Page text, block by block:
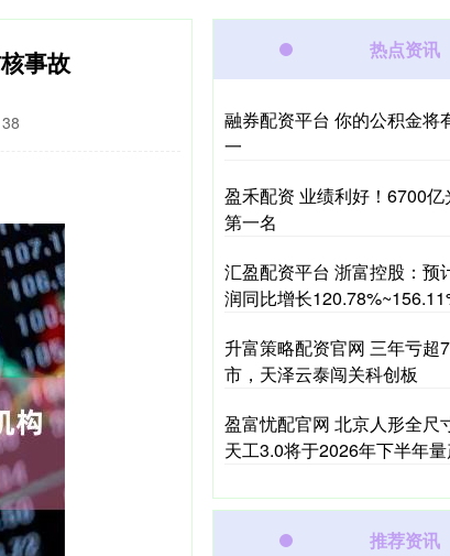
事故 热点资讯
融券配资平台 你的公积金将
一
盈禾配资 业绩利好！6700
第一名
汇盈配资平台 浙富控股：预
润同比增长
升富策略配资官网 三年亏超
市，天泽云泰闯关科创板
盈富忧配官网 北京人形全尺
天工3.0将于2026年下半年
推荐资讯